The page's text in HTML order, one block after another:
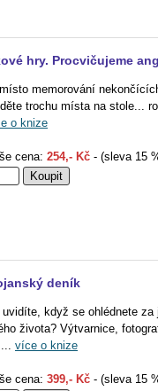
hry. Procvičujeme
memorování
trochu místa na stole...
o knize
cena: 254,- Kč - (sleva 15
deník
uvidíte, když se ohlédnete za
života? Výtvarnice,
více o knize
cena: 399,- Kč - (sleva 15